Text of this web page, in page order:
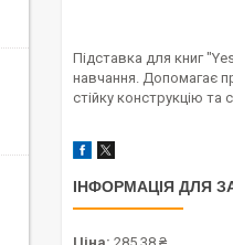
Підставка для книг
навчання. Допомагає
стійку конструкцію та
ІНФОРМАЦІЯ ДЛЯ